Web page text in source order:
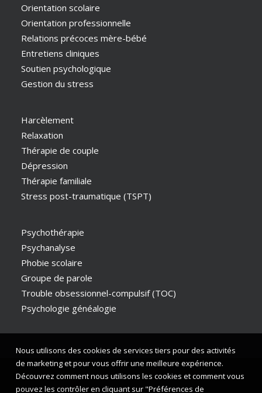
Orientation scolaire
Orientation professionnelle
Relations précoces mère-bébé
Entretiens cliniques
Soutien psychologique
Gestion du stress
Harcèlement
Relaxation
Thérapie de couple
Dépression
Thérapie familiale
Stress post-traumatique (TSPT)
Psychothérapie
Psychanalyse
Phobie scolaire
Groupe de parole
Trouble obsessionnel-compulsif (TOC)
Psychologie généalogie
Nous utilisons des cookies de services tiers pour des activités
de marketing et pour vous offrir une meilleure expérience.
Découvrez comment nous utilisons les cookies et comment vous
pouvez les contrôler en cliquant sur "Préférences de